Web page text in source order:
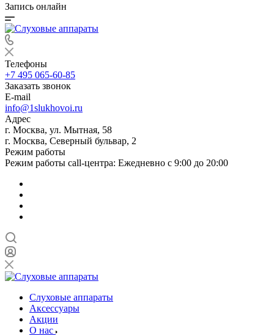
Запись онлайн
Телефоны
+7 495 065-60-85
Заказать звонок
E-mail
info@1slukhovoi.ru
Адрес
г. Москва, ул. Мытная, 58
г. Москва, Северный бульвар, 2
Режим работы
Режим работы call-центра: Ежедневно с 9:00 до 20:00
Слуховые аппараты
Аксессуары
Акции
О нас